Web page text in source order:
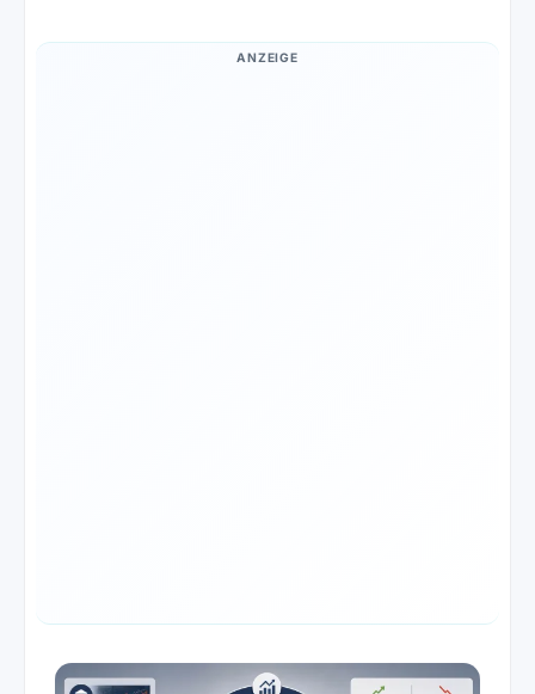
ANZEIGE